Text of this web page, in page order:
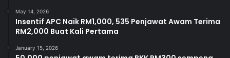
May 14, 2026
Insentif APC Naik RM1,000, 535 Penjawat Awam Terima
RM2,000 Buat Kali Pertama
January 15, 2026